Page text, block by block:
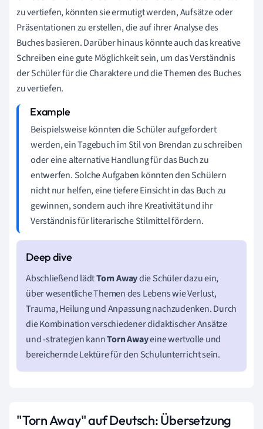
zu vertiefen, könnten sie ermutigt werden, Aufsätze oder
Präsentationen zu erstellen, die auf ihrer Analyse des
Buches basieren. Darüber hinaus könnte auch das kreative
Schreiben eine gute Möglichkeit sein, um das Verständnis
der Schüler für die Charaktere und die Themen des Buches
zu vertiefen.
Beispielsweise könnten die Schüler aufgefordert
werden, ein Tagebuch im Stil von Brendan zu schreiben
oder eine alternative Handlung für das Buch zu
entwerfen. Solche Aufgaben könnten den Schülern
nicht nur helfen, eine tiefere Einsicht in das Buch zu
gewinnen, sondern auch ihre Kreativität und ihr
Verständnis für literarische Stilmittel fördern.
Abschließend lädtTorn Awaydie Schüler dazu ein,
über wesentliche Themen des Lebens wie Verlust,
Trauma, Heilung und Anpassung nachzudenken. Durch
die Kombination verschiedener didaktischer Ansätze
und -strategien kannTorn Awayeine wertvolle und
bereichernde Lektüre für den Schulunterricht sein.
"Torn Away" auf Deutsch: Übersetzung